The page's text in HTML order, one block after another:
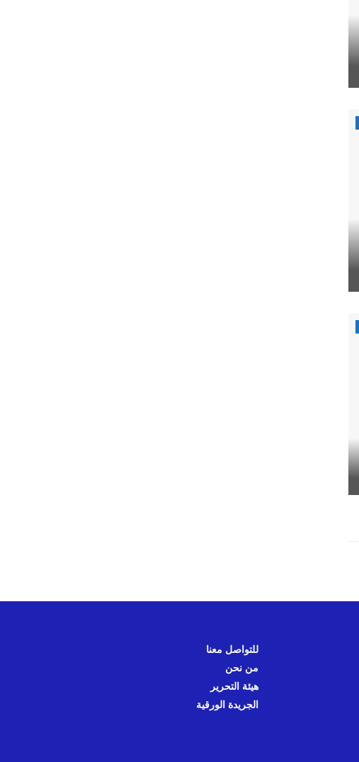
للتواصل معنا
من نحن
هيئة التحرير
الجريدة الورقية